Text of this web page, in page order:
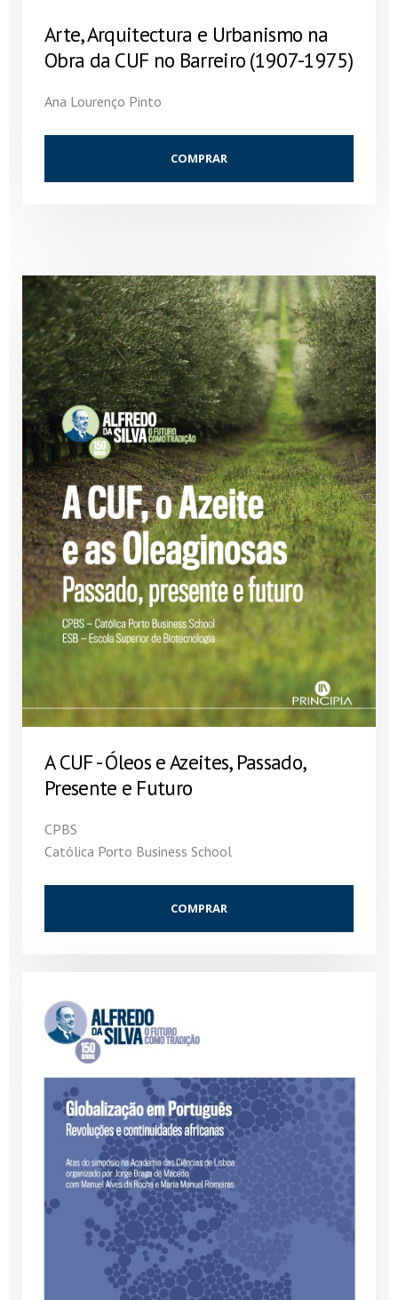
Arte, Arquitectura e Urbanismo na
Obra da CUF no Barreiro (1907-1975)
Ana Lourenço Pinto
COMPRAR
A CUF - Óleos e Azeites, Passado,
Presente e Futuro
CPBS
Católica Porto Business School
COMPRAR